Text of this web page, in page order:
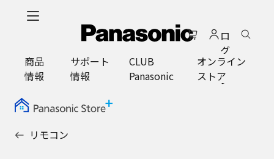
ロ
グ
イ
ン
商品
情報
サポート
情報
CLUB
Panasonic
オンライン
ストア
リモコン